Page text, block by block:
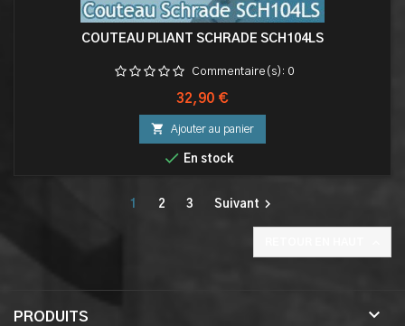
COUTEAU PLIANT SCHRADE SCH104LS
Commentaire(s): 0
Prix
32,90 €
 Ajouter au panier
 En stock
1 2 3 Suivant 
PRODUITS 